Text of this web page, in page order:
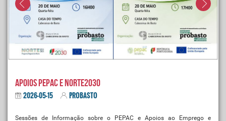
Apoios PEPAC e NORTE2030
2026-05-15 PROBASTO
Sessões de Informação sobre o PEPAC e Apoios ao Emprego e